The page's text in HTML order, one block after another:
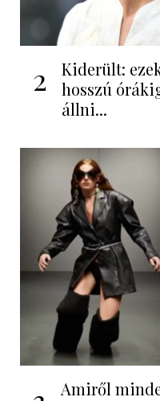
2
Kiderült:
hosszú
állni...
Amiről